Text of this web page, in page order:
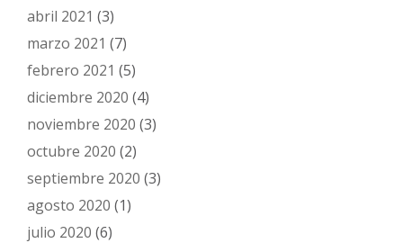
abril 2021 (3)
marzo 2021 (7)
febrero 2021 (5)
diciembre 2020 (4)
noviembre 2020 (3)
octubre 2020 (2)
septiembre 2020 (3)
agosto 2020 (1)
julio 2020 (6)